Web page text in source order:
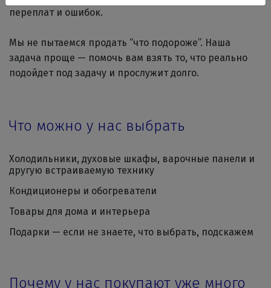
переплат и ошибок.
Мы не пытаемся продать “что подороже”. Наша
задача проще — помочь вам взять то, что реально
подойдет под задачу и прослужит долго.
Что можно у нас выбрать
Холодильники, духовые шкафы, варочные панели и
другую встраиваемую технику
Кондиционеры и обогреватели
Товары для дома и интерьера
Подарки — если не знаете, что выбрать, подскажем
Почему у нас покупают уже много